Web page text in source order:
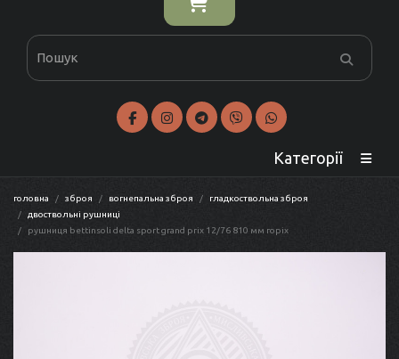
Категорії
головна зброя вогнепальна зброя
гладкоствольна зброя
двоствольні рушниці
рушниця bettinsoli delta sport grand prix 12/76 810 мм горіх